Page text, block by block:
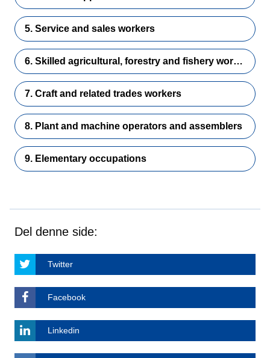
5. Service and sales workers
6. Skilled agricultural, forestry and fishery workers
7. Craft and related trades workers
8. Plant and machine operators and assemblers
9. Elementary occupations
Del denne side:
Twitter
Facebook
Linkedin